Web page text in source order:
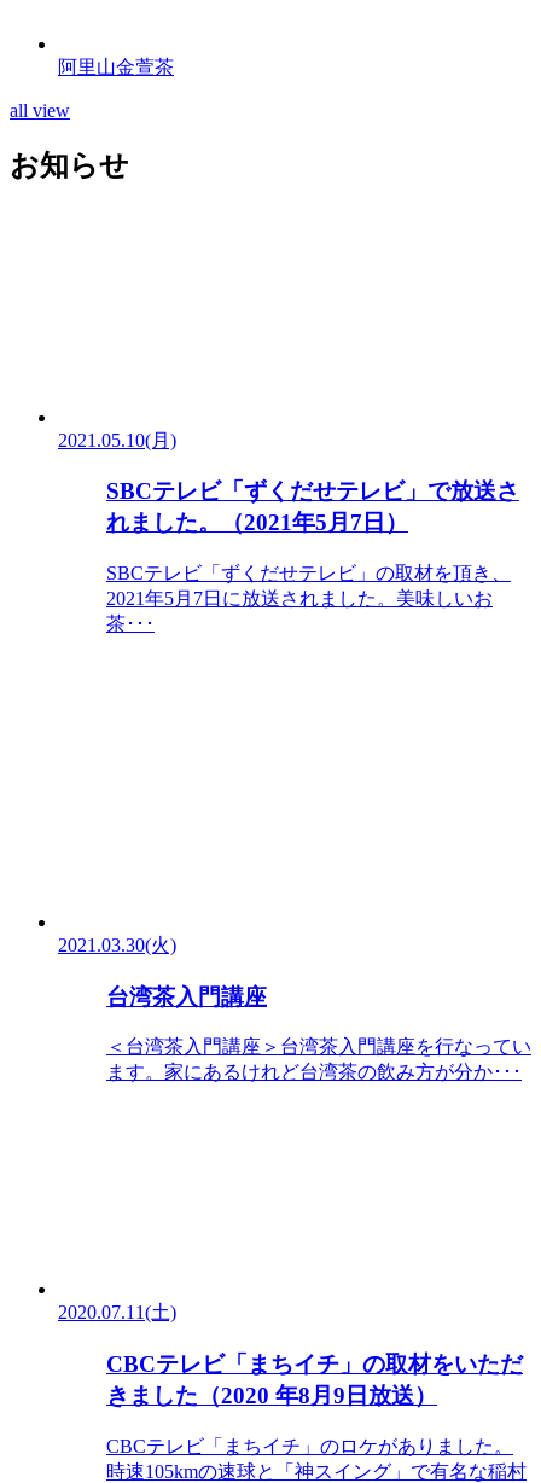
阿里山金萱茶
all view
お知らせ
2021.05.10(月)
SBCテレビ「ずくだせテレビ」で放送さ
れました。（2021年5月7日）
SBCテレビ「ずくだせテレビ」の取材を頂き、
2021年5月7日に放送されました。美味しいお
茶･･･
2021.03.30(火)
台湾茶入門講座
＜台湾茶入門講座＞台湾茶入門講座を行なってい
ます。家にあるけれど台湾茶の飲み方が分か･･･
2020.07.11(土)
CBCテレビ「まちイチ」の取材をいただ
きました（2020 年8月9日放送）
CBCテレビ「まちイチ」のロケがありました。
時速105kmの速球と「神スイング」で有名な稲村